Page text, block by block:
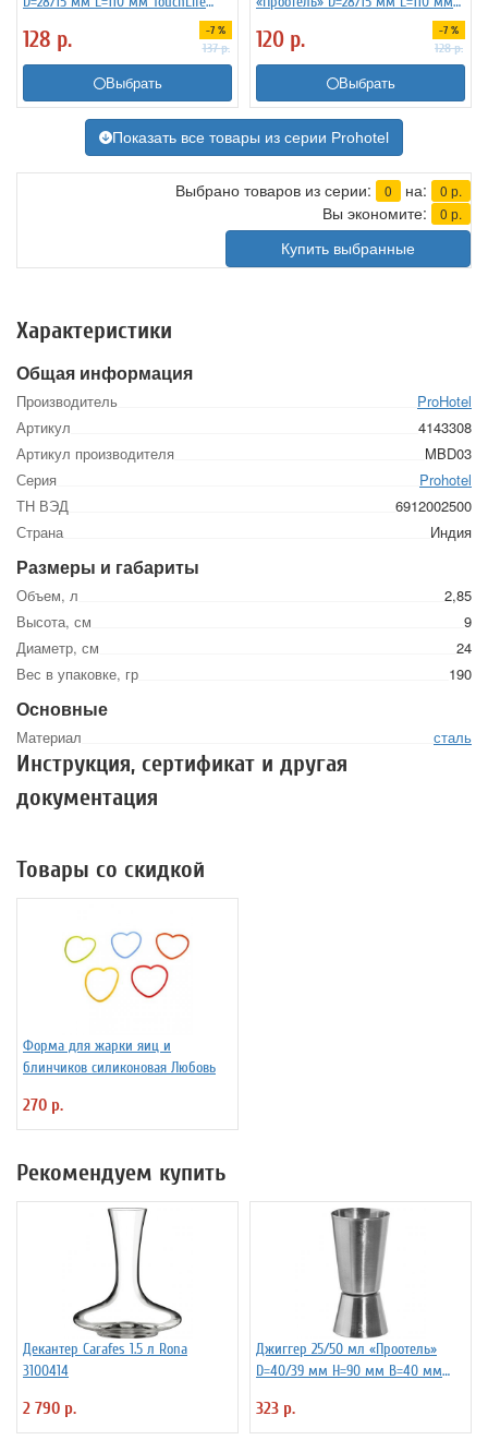
128 р. -7 %
137р.
Выбрать
120 р. -7 %
128р.
Выбрать
Показать все товары из серии Prohotel
Выбрано товаров из серии: 0 на: 0 р.
Вы экономите: 0 р.
Купить выбранные
Характеристики
Общая информация
Производитель
ProHotel
Артикул
4143308
Артикул производителя
MBD03
Серия
Prohotel
ТН ВЭД
6912002500
Страна
Индия
Размеры и габариты
Объем, л
2,85
Высота, см
9
Диаметр, см
24
Вес в упаковке, гр
190
Основные
Материал сталь
Инструкция, сертификат и другая
документация
Товары со скидкой
Форма для жарки яиц и
блинчиков силиконовая Любовь
270 р.
Рекомендуем купить
Декантер Carafes 1.5 л Rona
3100414
2 790 р.
Джиггер 25/50 мл «Проотель»
D=40/39 мм H=90 мм B=40 мм
323 р.